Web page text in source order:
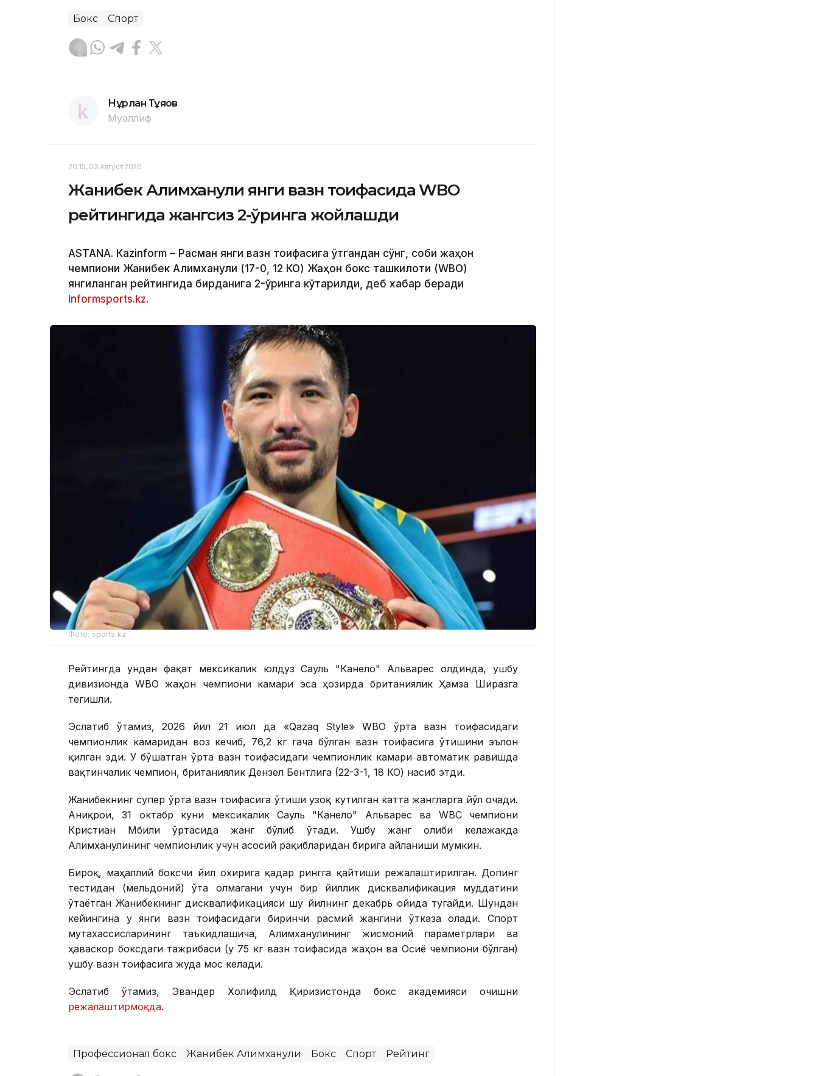
Бокс Спорт
Нұрлан Тұяқов
Муаллиф
20:15, 03 Август 2026
Жанибек Алимханули янги вазн тоифасида WBO
рейтингида жангсиз 2-ўринга жойлашди
ASTANА. Кazinform – Расман янги вазн тоифасига ўтгандан сўнг, собиқ жаҳон
чемпиони Жанибек Алимханули (17-0, 12 КО) Жаҳон бокс ташкилоти (WBО)
янгиланган рейтингида бирданига 2-ўринга кўтарилди, деб хабар беради
Informsports.kz.
Фото: sports.kz
Рейтингда ундан фақат мексикалик юлдуз Сауль "Канело" Альварес олдинда, ушбу
дивизионда WBО жаҳон чемпиони камари эса ҳозирда британиялик Ҳамза Ширазга
тегишли.
Эслатиб ўтамиз, 2026 йил 21 июл да «Qazaq Style» WВО ўрта вазн тоифасидаги
чемпионлик камаридан воз кечиб, 76,2 кг гача бўлган вазн тоифасига ўтишини эълон
қилган эди. У бўшатган ўрта вазн тоифасидаги чемпионлик камари автоматик равишда
вақтинчалик чемпион, британиялик Дензел Бентлига (22-3-1, 18 КО) насиб этди.
Жанибекнинг супер ўрта вазн тоифасига ўтиши узоқ кутилган катта жангларга йўл очади.
Аниқроғи, 31 октабр куни мексикалик Сауль "Канело" Альварес ва WВC чемпиони
Кристиан Мбили ўртасида жанг бўлиб ўтади. Ушбу жанг ғолиби келажакда
Алимханулининг чемпионлик учун асосий рақибларидан бирига айланиши мумкин.
Бироқ, маҳаллий боксчи йил охирига қадар рингга қайтиши режалаштирилган. Допинг
тестидан (мельдоний) ўта олмагани учун бир йиллик дисквалификация муддатини
ўтаётган Жанибекнинг дисквалификацияси шу йилнинг декабрь ойида тугайди. Шундан
кейингина у янги вазн тоифасидаги биринчи расмий жангини ўтказа олади. Спорт
мутахассисларининг таъкидлашича, Алимханулининг жисмоний параметрлари ва
ҳаваскор боксдаги тажрибаси (у 75 кг вазн тоифасида жаҳон ва Осиё чемпиони бўлган)
ушбу вазн тоифасига жуда мос келади.
Эслатиб ўтамиз, Эвандер Холифилд Қирғизистонда бокс академияси очишни
режалаштирмоқда.
Профессионал бокс Жанибек Алимханули Бокс Спорт Рейтинг